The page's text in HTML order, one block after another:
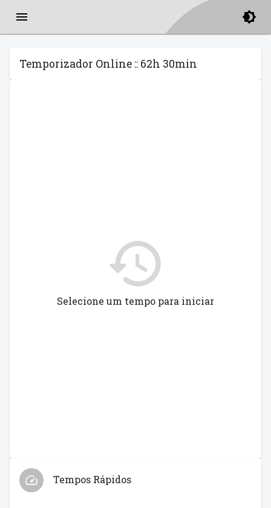
Temporizador Online :: 62h 30min
Selecione um tempo para iniciar
Tempos Rápidos